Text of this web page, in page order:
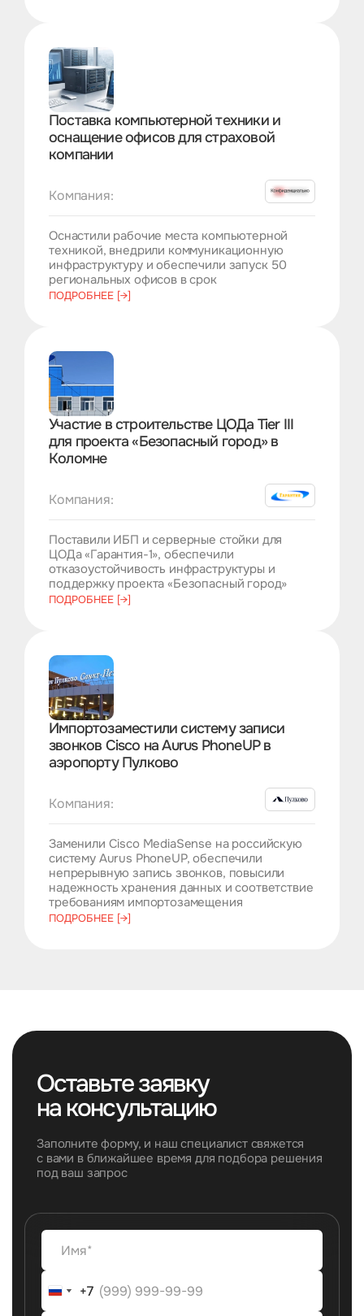
Поставка компьютерной техники и
оснащение офисов для страховой
компании
Компания:
ПОДРОБНЕЕ [→]
Оснастили рабочие места компьютерной
техникой, внедрили коммуникационную
инфраструктуру и обеспечили запуск 50
региональных офисов в срок
Участие в строительстве ЦОДа Tier III
для проекта «Безопасный город» в
Коломне
Компания:
ПОДРОБНЕЕ [→]
Поставили ИБП и серверные стойки для
ЦОДа «Гарантия-1», обеспечили
отказоустойчивость инфраструктуры и
поддержку проекта «Безопасный город»
Импортозаместили систему записи
звонков Cisco на Aurus PhoneUP в
аэропорту Пулково
Компания:
ПОДРОБНЕЕ [→]
Заменили Cisco MediaSense на российскую
систему Aurus PhoneUP, обеспечили
непрерывную запись звонков, повысили
надежность хранения данных и соответствие
требованиям импортозамещения
Оставьте заявку
на консультацию
Заполните форму, и наш специалист свяжется
с вами в ближайшее время для подбора решения
под ваш запрос
+7
+7